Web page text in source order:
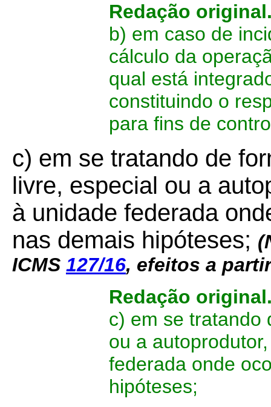
Redação
b) em caso de
cálculo da
qual está
constituindo o
para fins de
c) em se tratando de
livre, especial ou a
à unidade federada
nas demais hipóteses;
ICMS 127/16, efeitos a
Redação
c) em se tratando
ou a
federada onde
hipóteses;